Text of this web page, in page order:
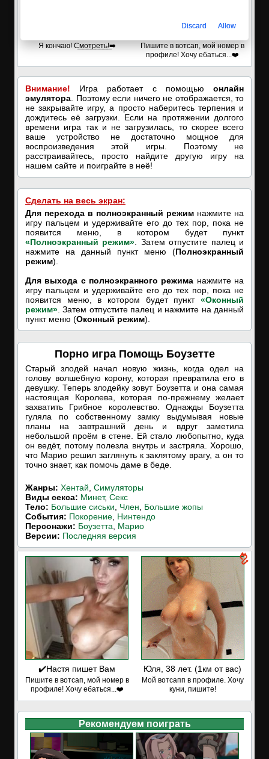
Я кончаю! С͟м͟о͟т͟р͟е͟т͟ь͟!➡️
Пишите в вотсап, мой номер в
профиле! Хочу ебаться...❤️
Внимание! Игра работает с помощью онлайн
эмулятора . Поэтому если ничего не отображается, то
не закрывайте игру, а просто наберитесь терпения и
дождитесь её загрузки. Если на протяжении долгого
времени игра так и не загрузилась, то скорее всего
ваше устройство не достаточно мощное для
воспроизведения этой игры. Поэтому не
расстраивайтесь, просто найдите другую игру на
нашем сайте и поиграйте в неё!
Сделать на весь экран:
Для перехода в полноэкранный режим нажмите на
игру пальцем и удерживайте его до тех пор, пока не
появится меню, в котором будет пункт
«Полноэкранный режим» . Затем отпустите палец и
нажмите на данный пункт меню (Полноэкранный
режим).
Для выхода с полноэкранного режима нажмите на
игру пальцем и удерживайте его до тех пор, пока не
появится меню, в котором будет пункт «Оконный
режим» . Затем отпустите палец и нажмите на данный
пункт меню (Оконный режим).
Порно игра Помощь Боузетте
Старый злодей начал новую жизнь, когда одел на
голову волшебную корону, которая превратила его в
девушку. Теперь злодейку зовут Боузетта и она самая
настоящая Королева, которая по-прежнему желает
захватить Грибное королевство. Однажды Боузетта
гуляла по собственному замку выдумывая новые
планы на завтрашний день и вдруг заметила
небольшой проём в стене. Ей стало любопытно, куда
он ведёт, потому полезла внутрь и застряла. Хорошо,
что Марио решил заглянуть к заклятому врагу, а он то
точно знает, как помочь даме в беде.
Жанры: Хентай Симуляторы
Виды секса: Минет, Секс
Тело: Большие сиськи Член
Большие жопы
События: Покорение Нинтендо
Персонажи: Боузетта
Марио
Версии: Последняя версия
✔️Настя пишет Вам
Пишите в вотсап, мой номер в
профиле! Хочу ебаться...❤️
Юля, 38 лет. (1км от вас)
Мой вотсапп в профиле. Хочу
куни, пишите!
Рекомендуем поиграть
Discard Allow